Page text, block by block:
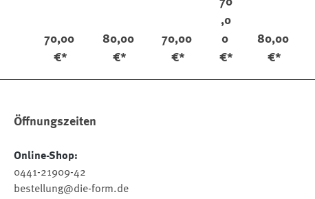
70,00
€*
ble
80,00
€*
70,00
€*
lle
t
Vi
nt
,0
0
€*
ble
80,00
€*
Öffnungszeiten
Online-Shop:
0441-21909-42
bestellung@die-form.de